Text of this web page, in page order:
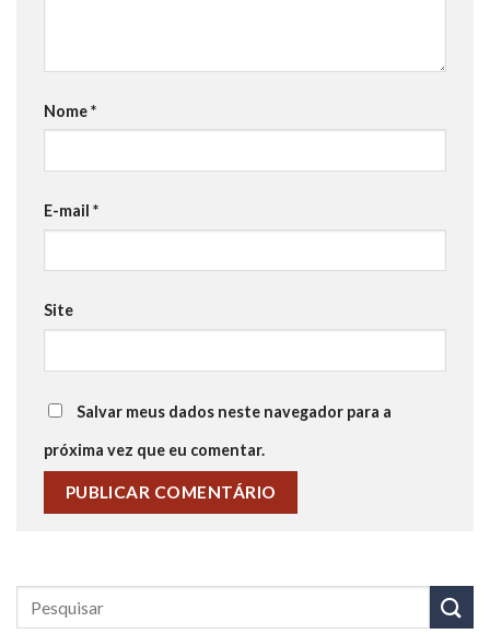
Nome*
E-mail *
Site
Salvar meus dados neste navegador para a
próxima vez que eu comentar.